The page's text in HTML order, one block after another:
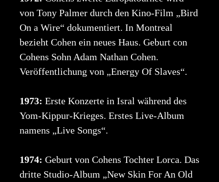
von Tony Palmer durch den Kino-Film „Bird
On a Wire“ dokumentiert. In Montreal
bezieht Cohen ein neues Haus. Geburt con
Cohens Sohn Adam Nathan Cohen.
Veröffentlichung von „Energy Of Slaves“.
1973: Erste Konzerte in Isral während des
Yom-Kippur-Krieges. Erstes Live-Album
namens „Live Songs“.
1974: Geburt von Cohens Tochter Lorca. Das
dritte Studio-Album „New Skin For An Old